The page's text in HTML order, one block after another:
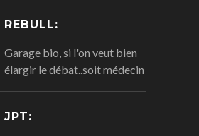
REBULL:
Garage bio, si l'on veut bien
élargir le débat..soit médecin
JPT: